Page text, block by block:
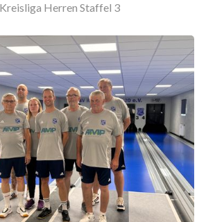
Kreisliga Herren Staffel 3